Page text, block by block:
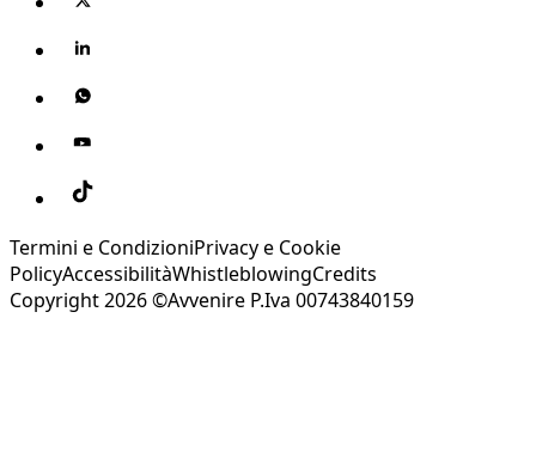
Termini e CondizioniPrivacy e Cookie
PolicyAccessibilitàWhistleblowingCredits
Copyright 2026 ©Avvenire P.Iva 00743840159